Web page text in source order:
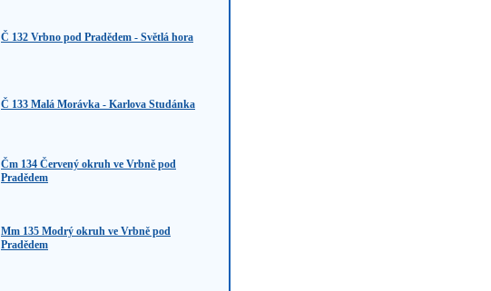
Č 132 Vrbno pod Pradědem - Světlá hora
Č 133 Malá Morávka - Karlova Studánka
Čm 134 Červený okruh ve Vrbně pod
Pradědem
Mm 135 Modrý okruh ve Vrbně pod
Pradědem